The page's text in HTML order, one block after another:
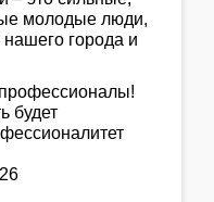
молодые люди,
города и
будет